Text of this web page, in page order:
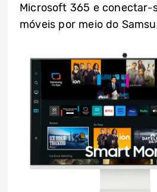
Microsoft 365 e conectar-
móveis por meio do